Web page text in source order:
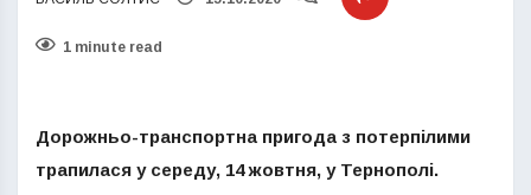
1 minute read
Дорожньо-транспортна пригода з потерпілими
трапилася у середу, 14 жовтня, у Тернополі.